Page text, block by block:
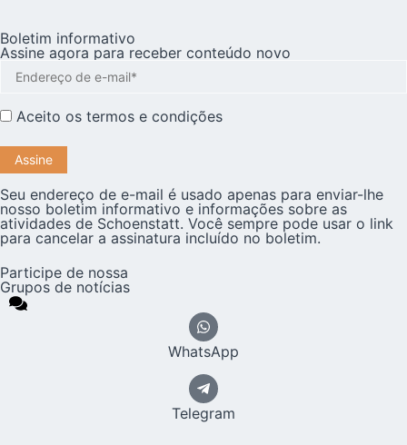
Boletim informativo
Assine agora para receber conteúdo novo
Aceito os termos e condições
Seu endereço de e-mail é usado apenas para enviar-lhe
nosso boletim informativo e informações sobre as
atividades de Schoenstatt. Você sempre pode usar o link
para cancelar a assinatura incluído no boletim.
Participe de nossa
Grupos de notícias
WhatsApp
Telegram